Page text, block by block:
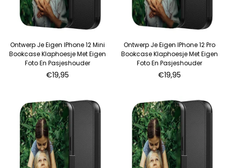
Ontwerp Je Eigen IPhone 12 Mini
Bookcase Klaphoesje Met Eigen
Foto En Pasjeshouder
Normale
€19,95
Ontwerp Je Eigen IPhone 12 Pro
Bookcase Klaphoesje Met Eigen
Foto En Pasjeshouder
Normale
€19,95